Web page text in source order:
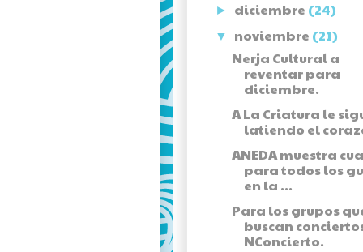
► diciembre (24)
▼ noviembre (21)
Nerja Cultural a
reventar para
diciembre.
A La Criatura le
latiendo el
ANEDA muestra
para todos los
en la ...
Para los grupos
buscan
NConcierto.